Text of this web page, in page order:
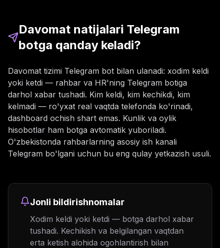
Davomat natijalari Telegram
botga qanday keladi?
Davomat tizimi Telegram bot bilan ulanadi: xodim keldi
yoki ketdi — rahbar va HR'ning Telegram botiga
darhol xabar tushadi. Kim keldi, kim kechikdi, kim
kelmadi — ro'yxat real vaqtda telefonda ko'rinadi,
dashboard ochish shart emas. Kunlik va oylik
hisobotlar ham botga avtomatik yuboriladi.
O'zbekistonda rahbarlarning asosiy ish kanali
Telegram bo'lgani uchun bu eng qulay yetkazish usuli.
Jonli bildirishnomalar
Xodim keldi yoki ketdi — botga darhol xabar
tushadi. Kechikish va belgilangan vaqtdan
erta ketish alohida ogohlantirish bilan